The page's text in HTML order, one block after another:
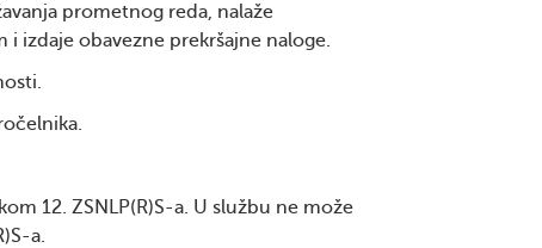
prometnog reda, nalaže
izdaje obavezne prekršajne naloge.
12. ZSNLP(R)S-a. U službu ne može
a.